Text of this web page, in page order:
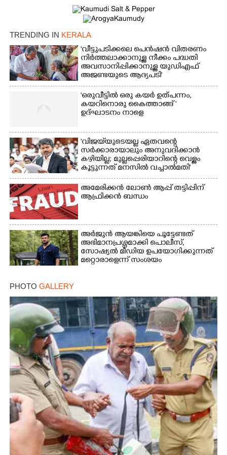
TRENDING IN KERALA
'വീട്ടുപടിക്കലെ പെൻഷൻ വിതരണം
നിർത്തലാക്കാനുള്ള നീക്കം പദ്ധതി
അവസാനിപ്പിക്കാനുള്ള യുഡിഎഫ്
അജണ്ടയുടെ ആദ്യപടി'
'ഒരുവീട്ടിൽ ഒരു കയർ ഉത്പന്നം,
കയറിനൊരു കൈത്താങ്ങ് '
ഉദ്ഘാടനം നാളെ
'വിജയ്‌യുടെയല്ല ഏതവന്റെ
സർക്കാരായാലും അനുവദിക്കാൻ
കഴിയില്ല; മുല്ലപ്പെരിയാറിന്റെ വെള്ളം
കൂട്ടുന്നത് മനസിൽ വച്ചാൽമതി'
അമേരിക്കൻ ലോൺ ആപ്പ് തട്ടിപ്പിന്
ആഫ്രിക്കൻ ബന്ധം
അർജുൻ ആയങ്കിയെ പൂട്ടേണ്ടത്
അഭിമാനപ്രശ്നമാക്കി പൊലീസ്,
സാേഷ്യൽ മീഡിയ ഉപയോഗിക്കുന്നത്
മറ്റൊരാളെന്ന് സംശയം
PHOTO GALLERY